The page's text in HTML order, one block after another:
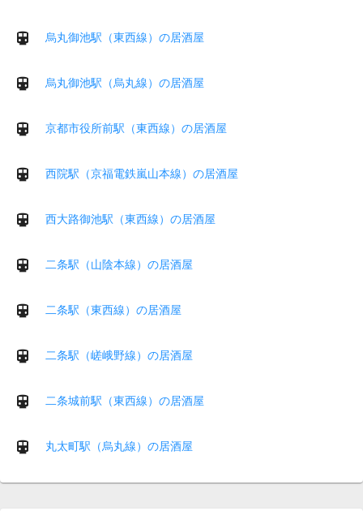
烏丸御池駅（東西線）の居酒屋
烏丸御池駅（烏丸線）の居酒屋
京都市役所前駅（東西線）の居酒屋
西院駅（京福電鉄嵐山本線）の居酒屋
西大路御池駅（東西線）の居酒屋
二条駅（山陰本線）の居酒屋
二条駅（東西線）の居酒屋
二条駅（嵯峨野線）の居酒屋
二条城前駅（東西線）の居酒屋
丸太町駅（烏丸線）の居酒屋